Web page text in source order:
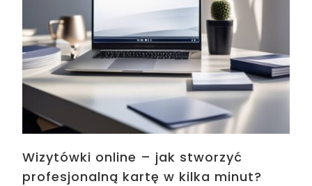
Wizytówki online – jak stworzyć
profesjonalną kartę w kilka minut?